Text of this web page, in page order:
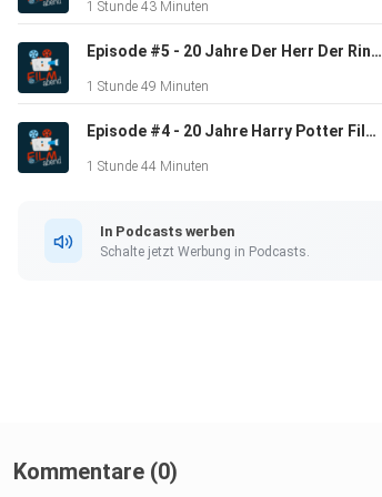
1 Stunde 43 Minuten
Episode #5 - 20 Jahre Der Herr Der Ringe
1 Stunde 49 Minuten
Episode #4 - 20 Jahre Harry Potter Filme
1 Stunde 44 Minuten
In Podcasts werben
Schalte jetzt Werbung in Podcasts.
Kommentare (0)